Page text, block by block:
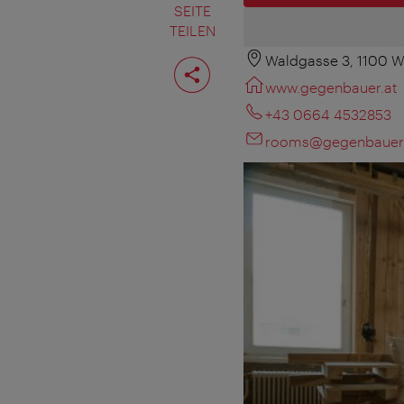
SEITE
TEILEN
Seite
teilen
Waldgasse 3, 1100
www.gegenbauer.at
+43 0664 4532853